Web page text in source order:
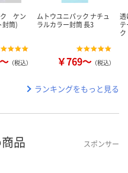
ク ケン
封筒)
（税込）
ムトウユニパック ナチュ
ラルカラー封筒 長3
￥769～ （税込）
透
ク
ランキングをもっと見る
品 スポンサー